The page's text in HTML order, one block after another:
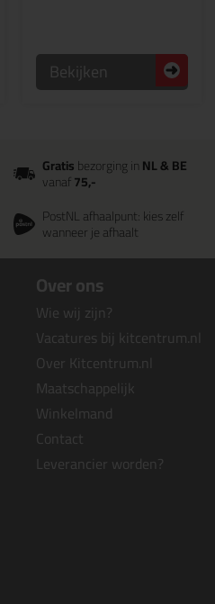
Bekijken
Gratisbezorging inNL & BE
vanaf75,-
PostNL afhaalpunt: kies zelf
wanneer je afhaalt
Over ons
Wie wij zijn?
Vacatures bij kitcentrum.nl
Over Kitcentrum.nl
Maatschappelijk
Winkelmand
Contact
Leverancier worden?